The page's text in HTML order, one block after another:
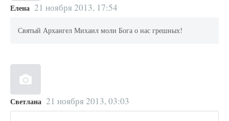
Елена 21 ноября 2013, 17:54
Святый Архангел Михаил моли Бога о нас грешных!
Светлана 21 ноября 2013, 03:03